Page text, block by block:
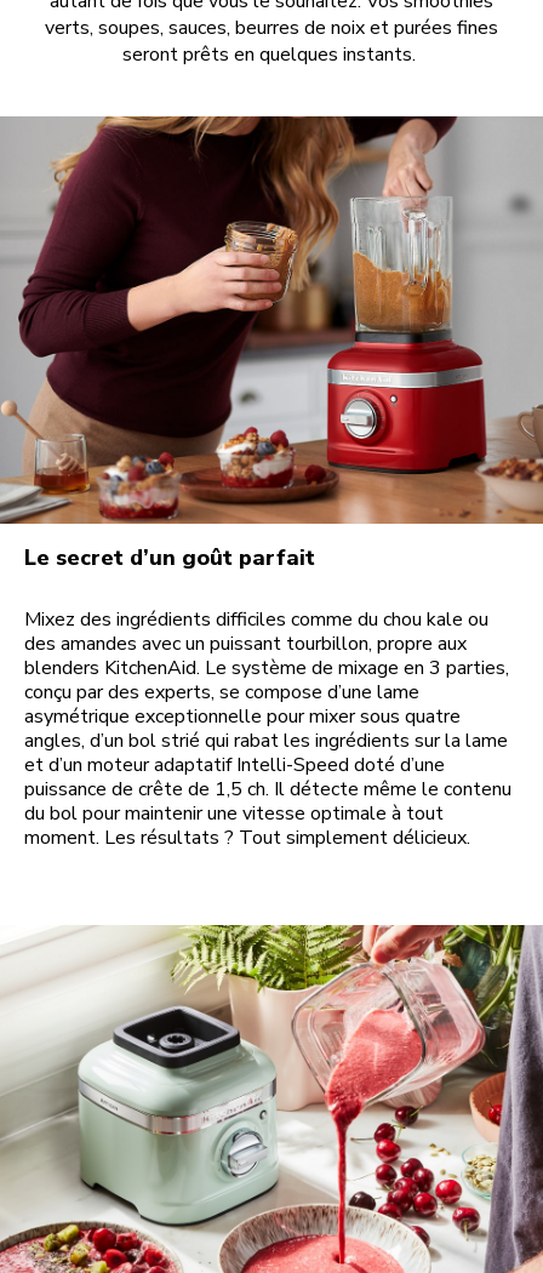
verts, soupes, sauces, beurres de noix et purées fines
seront prêts en quelques instants.
Le secret d’un goût parfait
Mixez des ingrédients difficiles comme du chou kale ou
des amandes avec un puissant tourbillon, propre aux
blenders KitchenAid. Le système de mixage en 3 parties,
conçu par des experts, se compose d’une lame
asymétrique exceptionnelle pour mixer sous quatre
angles, d’un bol strié qui rabat les ingrédients sur la lame
et d’un moteur adaptatif Intelli-Speed doté d’une
puissance de crête de 1,5 ch. Il détecte même le contenu
du bol pour maintenir une vitesse optimale à tout
moment. Les résultats ? Tout simplement délicieux.